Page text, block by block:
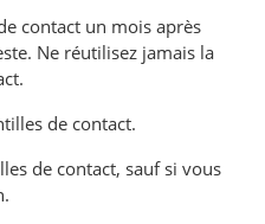
contact un mois après
Ne réutilisez jamais la
de contact.
de contact, sauf si vous